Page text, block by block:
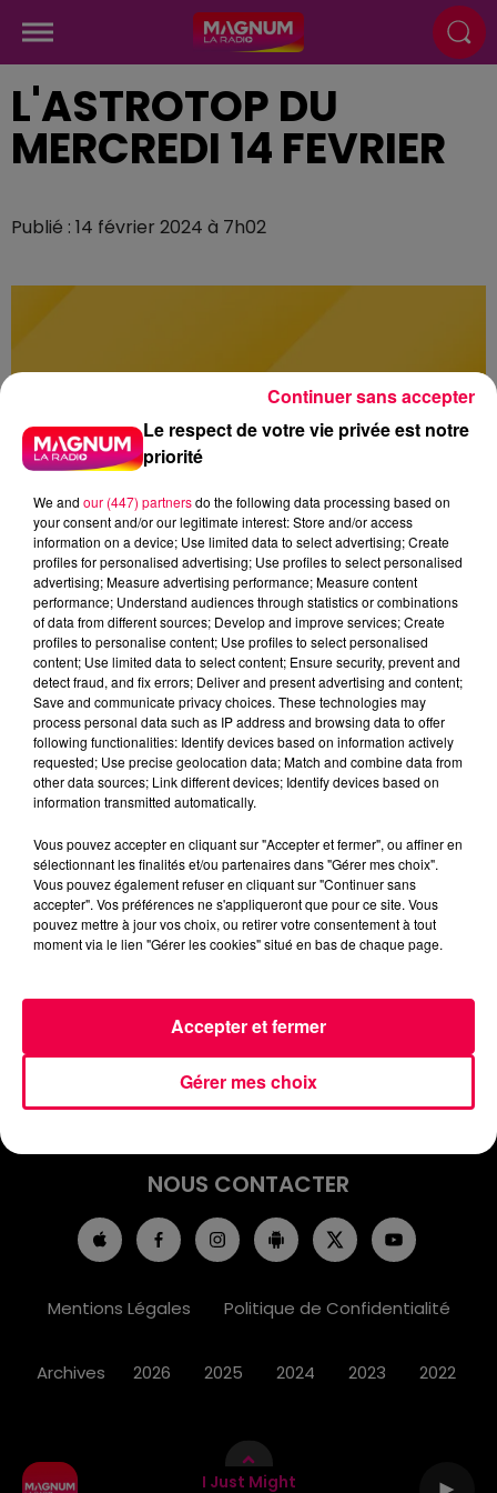
I Just Might
L'ASTROTOP DU
MERCREDI 14 FEVRIER
Publié : 14 février 2024 à 7h02
podcasts/2024/02/ASTRO140224.mp3
INFOS
EMISSIONS
JEUX
PODCASTS
NOUS CONTACTER
Mentions Légales Politique de Confidentialité
Archives 2026 2025 2024 2023 2022
Le respect de votre vie privée est notre
priorité
We and our (447) partnersdo the following data processing based on
your consent and/or our legitimate interest: Store and/or access
information on a device; Use limited data to select advertising; Create
profiles for personalised advertising; Use profiles to select personalised
advertising; Measure advertising performance; Measure content
performance; Understand audiences through statistics or combinations
of data from different sources; Develop and improve services; Create
profiles to personalise content; Use profiles to select personalised
content; Use limited data to select content; Ensure security, prevent and
detect fraud, and fix errors; Deliver and present advertising and content;
Save and communicate privacy choices. These technologies may
process personal data such as IP address and browsing data to offer
following functionalities: Identify devices based on information actively
requested; Use precise geolocation data; Match and combine data from
other data sources; Link different devices; Identify devices based on
information transmitted automatically.
Vous pouvez accepter en cliquant sur "Accepter et fermer", ou affiner en
sélectionnant les finalités et/ou partenaires dans "Gérer mes choix".
Vous pouvez également refuser en cliquant sur "Continuer sans
accepter". Vos préférences ne s'appliqueront que pour ce site. Vous
pouvez mettre à jour vos choix, ou retirer votre consentement à tout
moment via le lien "Gérer les cookies" situé en bas de chaque page.
Gérer mes choix
Accepter et fermer
Continuer sans accepter